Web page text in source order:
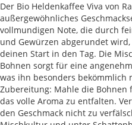
Der Bio Heldenkaffee Viva von
außergewöhnliches
vollmundigen Note, die durch
und Gewürzen abgerundet
deinen Start in den Tag. Die
Bohnen sorgt für eine
was ihn besonders bekömmlich
Zubereitung: Mahle die
das volle Aroma zu entfalten.
den Geschmack nicht zu